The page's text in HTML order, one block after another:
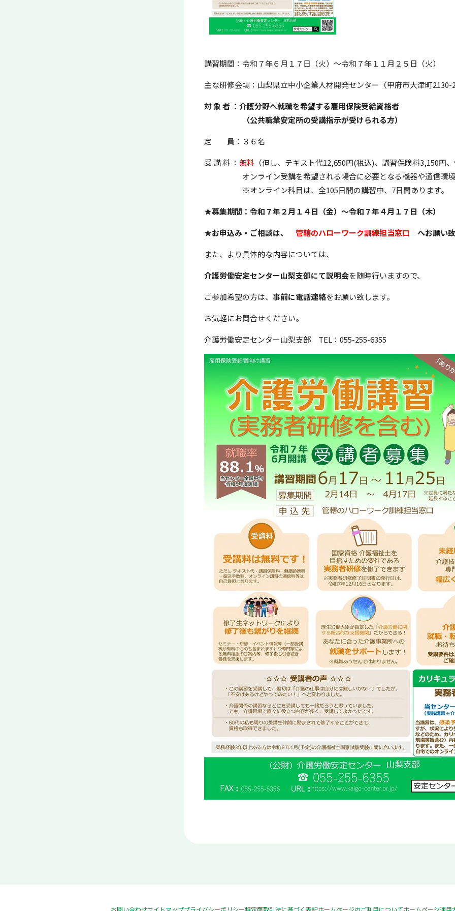
講習期間：令和７年６月１７日（火）～令和７年１１月２５日（火）
主な研修会場：山梨県立中小企業人材開発センター（甲府市大津町2130-
対 象 者 ：介護分野へ就職を希望する雇用保険受給資格者
（公共職業安定所の受講指示が受けられる方）
定 員：３６名
受 講 料 ： 無料 （但し、テキスト代12,650円(税込)、講習保険料3,150円
オンライン受講を希望される場合に必要となる機器や通信環境
※オンライン科目は、全105日間の講習中、7日間あります。
★募集期間：令和７年２月１４日（金）～令和７年４月１７ 日（木）
★お申込み・ご相談は、 管轄のハローワーク訓練担当窓口 へお願い
また、より具体的な内容については、
介護労働安定センター山梨支部にて説明会を随時行いますので、
ご参加希望の方は、 事前に電話連絡をお願い致します。
お気軽にお問合せください。
介護労働安定センター山梨支部 TEL：055-255-6355
お問い合わせサイトマッププライバシーポリシー特定商取引法に基づく表記ホームページのご利用についてホームページ運用